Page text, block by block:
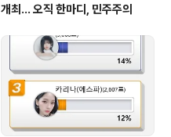
개최… 오직 한마디, 민주주의